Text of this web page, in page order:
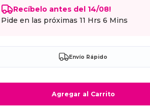
Recíbelo antes del 14/08!
Pide en las próximas11 Hrs 6 Mins
Envío Rápido
Agregar al Carrito